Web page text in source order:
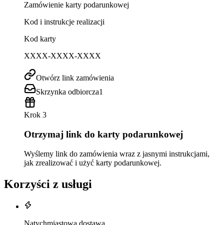
Zamówienie karty podarunkowej
Kod i instrukcje realizacji
Kod karty
XXXX-XXXX-XXXX
Otwórz link zamówienia
Skrzynka odbiorcza1
Krok 3
Otrzymaj link do karty podarunkowej
Wyślemy link do zamówienia wraz z jasnymi instrukcjami,
jak zrealizować i użyć karty podarunkowej.
Korzyści z usługi
Natychmiastowa dostawa